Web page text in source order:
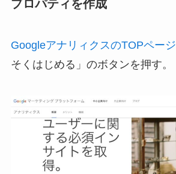
プロパティを作成
GoogleアナリィクスのTOPページ
そくはじめる」のボタンを押す。